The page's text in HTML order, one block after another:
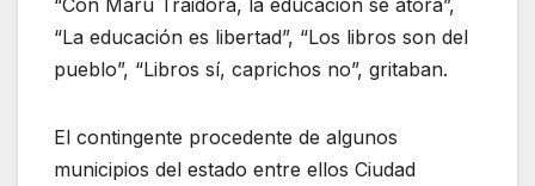
“La educación es libertad”, “Los libros son del
pueblo”, “Libros sí, caprichos no”, gritaban.
El contingente procedente de algunos
municipios del estado entre ellos Ciudad